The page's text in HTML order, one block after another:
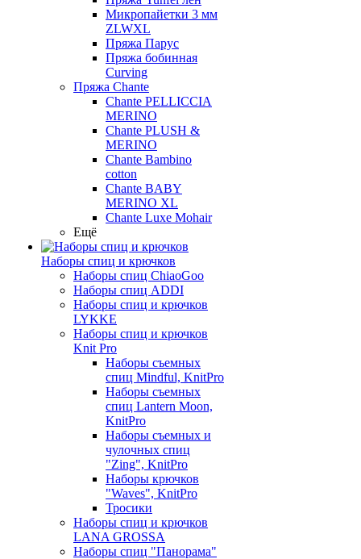
Микропайетки 3 мм
ZLWXL
Пряжа Парус
Пряжа бобинная
Curving
Пряжа Chante
Chante PELLICCIA
MERINO
Chante PLUSH &
MERINO
Chante Bambino
cotton
Chante BABY
MERINO XL
Chante Luxe Mohair
Ещё
Наборы спиц и крючков
Наборы спиц ChiaoGoo
Наборы спиц ADDI
Наборы спиц и крючков
LYKKE
Наборы спиц и крючков
Knit Pro
Наборы съемных
спиц Mindful, KnitPro
Наборы съемных
спиц Lantern Moon,
KnitPro
Наборы съемных и
чулочных спиц
"Zing", KnitPro
Наборы крючков
"Waves", KnitPro
Тросики
Наборы спиц и крючков
LANA GROSSA
Наборы спиц "Панорама"